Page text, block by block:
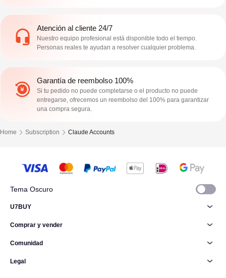
Atención al cliente 24/7
Nuestro equipo profesional está disponible todo el tiempo.
Personas reales te ayudan a resolver cualquier problema.
Garantía de reembolso 100%
Si tu pedido no puede completarse o el producto no puede
entregarse, ofrecemos un reembolso del 100% para garantizar
una compra segura.
Home Subscription Claude Accounts
Tema Oscuro
U7BUY
Comprar y vender
Comunidad
Legal